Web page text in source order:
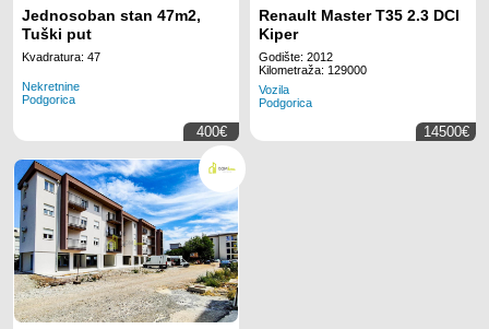
Jednosoban stan 47m2,
Tuški put
Kvadratura: 47
Nekretnine
Podgorica
400€
Renault Master T35 2.3 DCI
Kiper
Godište: 2012
Kilometraža: 129000
Vozila
Podgorica
14500€